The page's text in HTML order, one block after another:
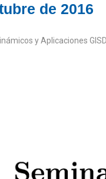
de 2016
y Aplicaciones